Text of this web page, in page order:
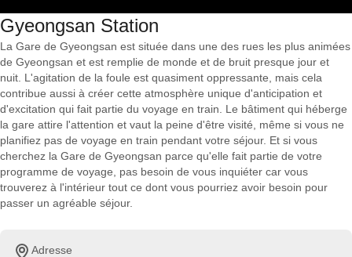
Gyeongsan Station
La Gare de Gyeongsan est située dans une des rues les plus animées
de Gyeongsan et est remplie de monde et de bruit presque jour et
nuit. L'agitation de la foule est quasiment oppressante, mais cela
contribue aussi à créer cette atmosphère unique d'anticipation et
d'excitation qui fait partie du voyage en train. Le bâtiment qui héberge
la gare attire l'attention et vaut la peine d'être visité, même si vous ne
planifiez pas de voyage en train pendant votre séjour. Et si vous
cherchez la Gare de Gyeongsan parce qu'elle fait partie de votre
programme de voyage, pas besoin de vous inquiéter car vous
trouverez à l'intérieur tout ce dont vous pourriez avoir besoin pour
passer un agréable séjour.
Adresse